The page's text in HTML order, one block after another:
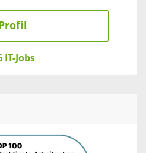
IT-Jobs